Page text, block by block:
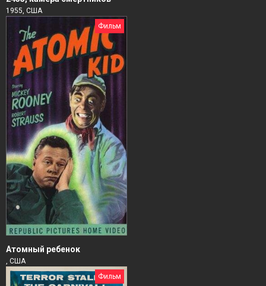
1955, США
Фильм
Атомный ребенок
, США
Фильм